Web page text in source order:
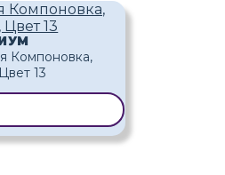
Компоновка,
13